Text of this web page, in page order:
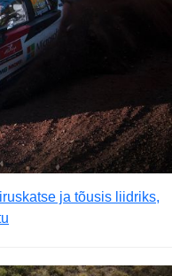
ja tõusis liidriks,